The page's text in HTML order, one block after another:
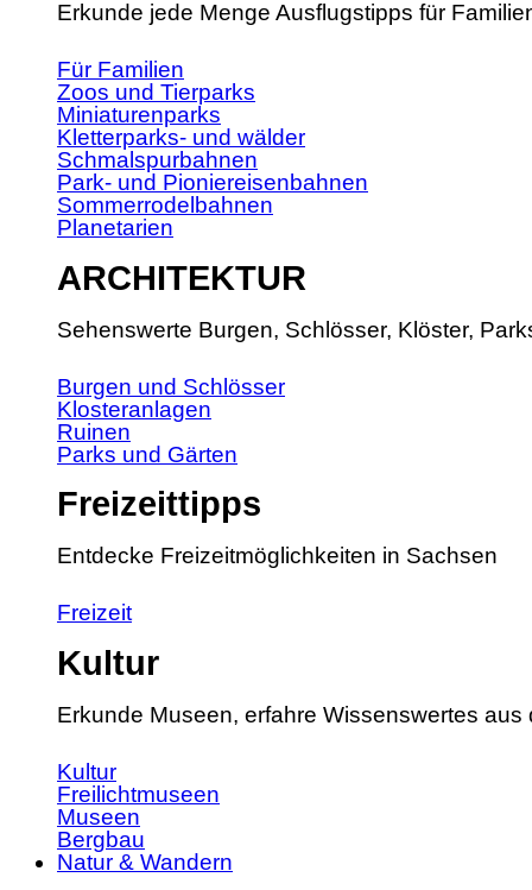
Erkunde jede Menge Ausflugstipps für
Für Familien
Zoos und Tierparks
Miniaturenparks
Kletterparks- und wälder
Schmalspurbahnen
Park- und Pioniereisenbahnen
Sommerrodelbahnen
Planetarien
ARCHITEKTUR
Sehenswerte Burgen, Schlösser, Klöster,
Burgen und Schlösser
Klosteranlagen
Ruinen
Parks und Gärten
Freizeittipps
Entdecke Freizeitmöglichkeiten in Sachsen
Freizeit
Kultur
Erkunde Museen, erfahre Wissenswertes
Kultur
Freilichtmuseen
Museen
Bergbau
Natur & Wandern